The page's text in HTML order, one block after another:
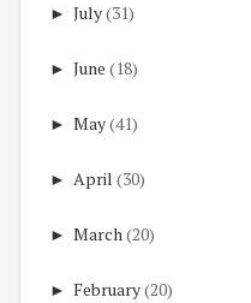
► July(31)
► June (18)
► May(41)
► April (30)
► March(20)
► February(20)